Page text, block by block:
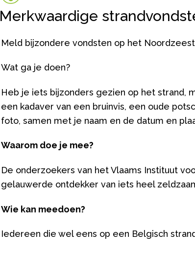
Merkwaardige
Meld bijzondere vondsten op het
Wat ga je doen?
Heb je iets bijzonders gezien op het strand,
een kadaver van een bruinvis, een oude
foto, samen met je naam en de datum en
Waarom doe je mee?
De onderzoekers van het Vlaams Instituut
gelauwerde ontdekker van iets heel
Wie kan meedoen?
Iedereen die wel eens op een Belgisch